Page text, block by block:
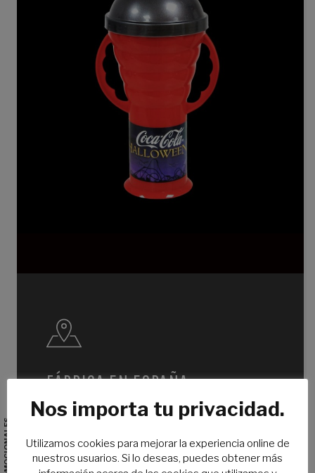
FÁBRICA EN ESPAÑA
Fabricamos tu producto en nuestras propias instalaciones.
Nos importa tu privacidad.
Utilizamos cookies para mejorar la experiencia online de
nuestros usuarios. Si lo deseas, puedes obtener más